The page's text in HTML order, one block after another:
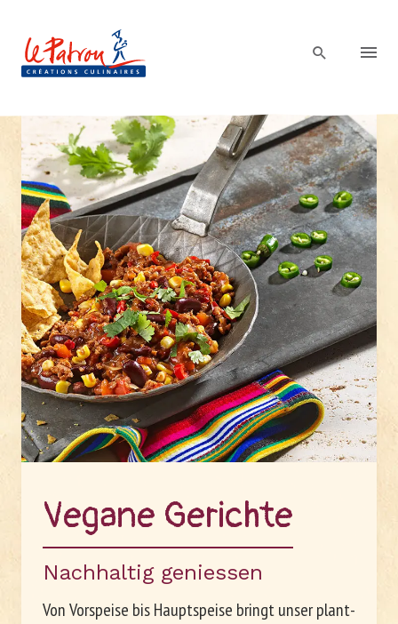
Unternehmen
Arbeiten bei Le Patron
Ve­ga­ne Ge­rich­te
Nachhaltig geniessen
Von Vorspeise bis Hauptspeise bringt unser plant-